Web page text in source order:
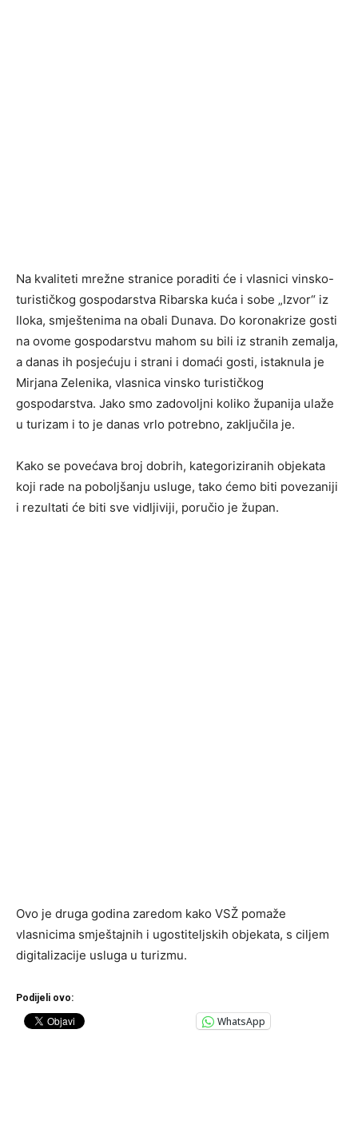
Na kvaliteti mrežne stranice poraditi će i vlasnici vinsko-
turističkog gospodarstva Ribarska kuća i sobe „Izvor“ iz
Iloka, smještenima na obali Dunava. Do koronakrize gosti
na ovome gospodarstvu mahom su bili iz stranih zemalja,
a danas ih posjećuju i strani i domaći gosti, istaknula je
Mirjana Zelenika, vlasnica vinsko turističkog
gospodarstva. Jako smo zadovoljni koliko županija ulaže
u turizam i to je danas vrlo potrebno, zaključila je.
Kako se povećava broj dobrih, kategoriziranih objekata
koji rade na poboljšanju usluge, tako ćemo biti povezaniji
i rezultati će biti sve vidljiviji, poručio je župan.
Ovo je druga godina zaredom kako VSŽ pomaže
vlasnicima smještajnih i ugostiteljskih objekata, s ciljem
digitalizacije usluga u turizmu.
Podijeli ovo:
WhatsApp